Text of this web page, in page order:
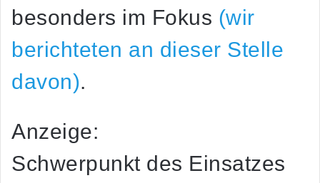
besonders im Fokus (wir
berichteten an dieser Stelle
davon).
Anzeige:
Schwerpunkt des Einsatzes